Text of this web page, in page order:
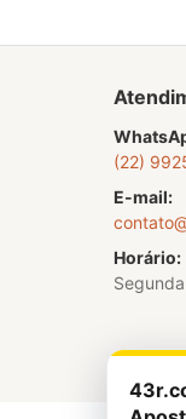
(22)
E-mail:
Horário: